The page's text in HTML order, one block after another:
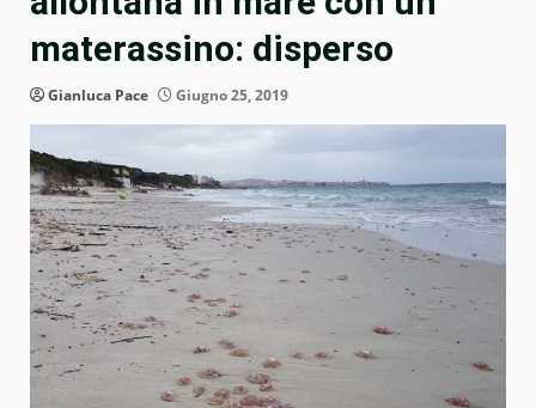
materassino: disperso
Gianluca Pace Giugno 25, 2019